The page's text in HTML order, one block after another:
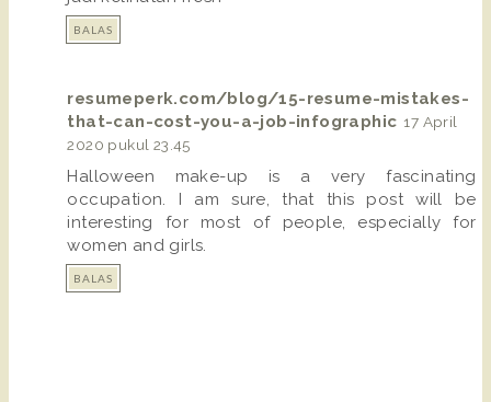
BALAS
resumeperk.com/blog/15-resume-mistakes-
that-can-cost-you-a-job-infographic 17 April
2020 pukul 23.45
Halloween make-up is a very fascinating
occupation. I am sure, that this post will be
interesting for most of people, especially for
women and girls.
BALAS